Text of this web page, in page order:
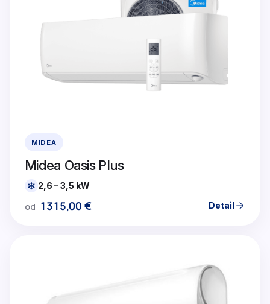
MIDEA
Midea Oasis Plus
2,6 – 3,5 kW
od 1315,00 € Detail